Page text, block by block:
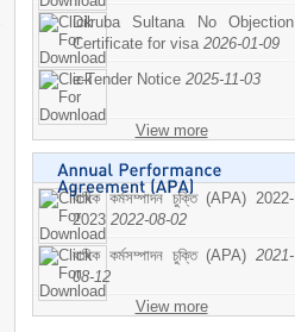
Dilruba Sultana No Objection
Certificate for visa 2026-01-09
e-Tender Notice 2025-11-03
View more
বাষিক কর্মসম্পাদন চুক্তি (APA) 2022-
2023 2022-08-02
বাষিক কর্মসম্পাদন চুক্তি (APA) 2021-
08-12
View more